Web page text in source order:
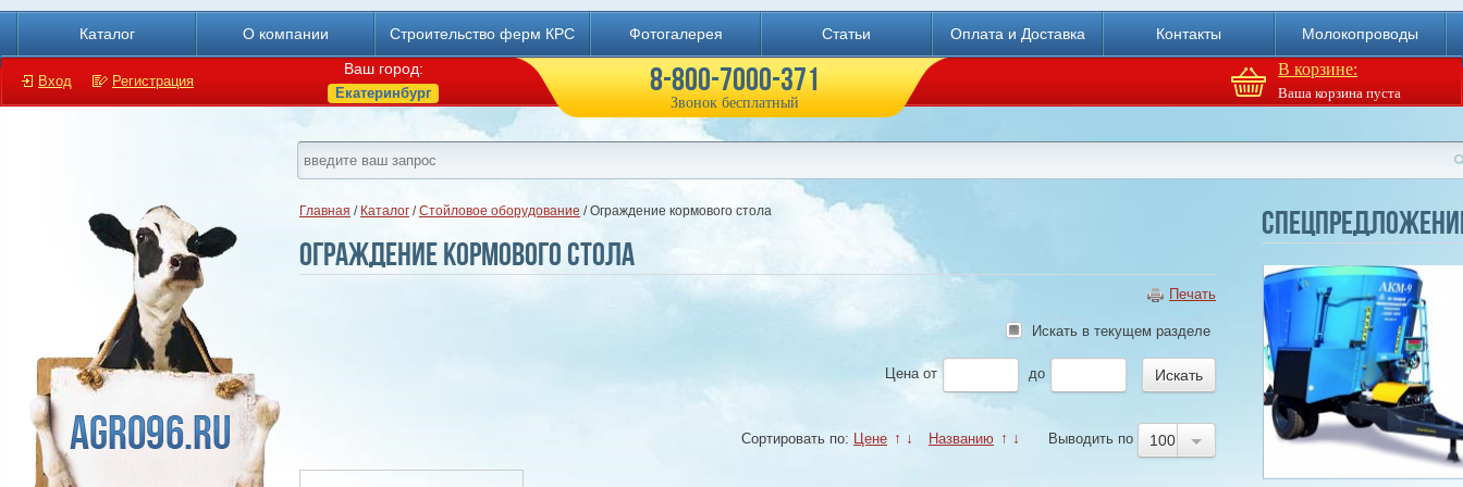
Каталог О компании Строительство ферм КРС Фотогалерея Статьи Оплата и Доставка Контакты Молокопроводы
Вход Регистрация
Ваш город:
Екатеринбург
В корзине:
Ваша корзина пуста
8-800-7000-371
Звонок бесплатный
Главная / Каталог /Стойловое оборудование / Ограждение кормового стола
Ограждение кормового стола
Печать
Искать в текущем разделе
Ценаот до
Сортировать по: Цене ↑ ↓ Названию ↑ ↓ Выводить по 100